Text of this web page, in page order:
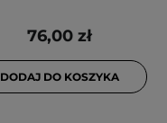
76,00 zł
DODAJ DO KOSZYKA